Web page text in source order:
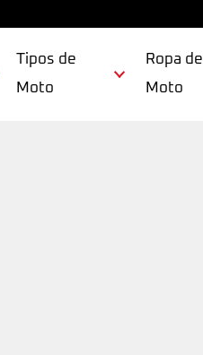
Tipos de
Moto
Ropa de
Moto